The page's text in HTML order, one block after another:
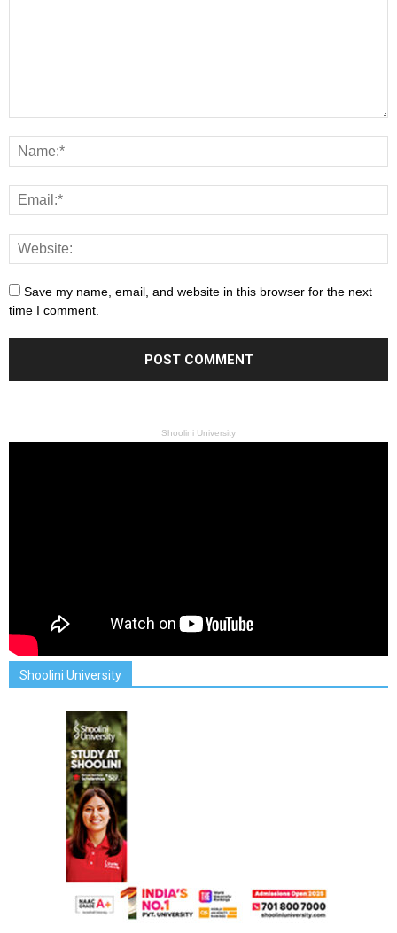
Save my name, email, and website in this browser for the next
time I comment.
Shoolini University
Shoolini University